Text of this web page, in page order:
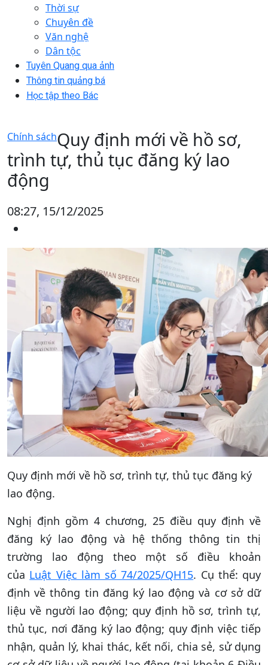
Thời sự
Chuyên đề
Văn nghệ
Dân tộc
Tuyên Quang qua ảnh
Thông tin quảng bá
Học tập theo Bác
Chính sáchQuy định mới về hồ sơ,
trình tự, thủ tục đăng ký lao
động
08:27, 15/12/2025
Quy định mới về hồ sơ, trình tự, thủ tục đăng ký
lao động.
Nghị định gồm 4 chương, 25 điều quy định về
đăng ký lao động và hệ thống thông tin thị
trường lao động theo một số điều khoản
của Luật Việc làm số 74/2025/QH15. Cụ thể: quy
định về thông tin đăng ký lao động và cơ sở dữ
liệu về người lao động; quy định hồ sơ, trình tự,
thủ tục, nơi đăng ký lao động; quy định việc tiếp
nhận, quản lý, khai thác, kết nối, chia sẻ, sử dụng